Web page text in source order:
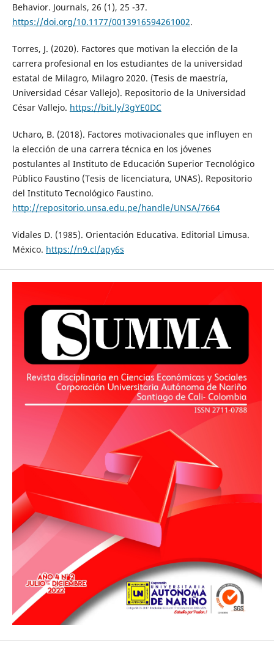
Behavior. Journals, 26 (1), 25 -37.
https://doi.org/10.1177/0013916594261002.
Torres, J. (2020). Factores que motivan la elección de la
carrera profesional en los estudiantes de la universidad
estatal de Milagro, Milagro 2020. (Tesis de maestría,
Universidad César Vallejo). Repositorio de la Universidad
César Vallejo. https://bit.ly/3gYE0DC
Ucharo, B. (2018). Factores motivacionales que influyen en
la elección de una carrera técnica en los jóvenes
postulantes al Instituto de Educación Superior Tecnológico
Público Faustino (Tesis de licenciatura, UNAS). Repositorio
del Instituto Tecnológico Faustino.
http://repositorio.unsa.edu.pe/handle/UNSA/7664
Vidales D. (1985). Orientación Educativa. Editorial Limusa.
México. https://n9.cl/apy6s